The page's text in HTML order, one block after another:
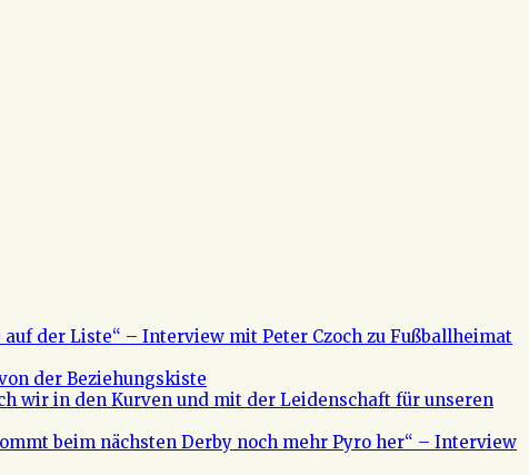
der Liste“ – Interview mit Peter Czoch zu Fußballheimat
der Beziehungskiste
wir in den Kurven und mit der Leidenschaft für unseren
beim nächsten Derby noch mehr Pyro her“ – Interview